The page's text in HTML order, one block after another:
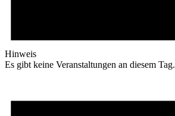
Hinweis
Es gibt keine Veranstaltungen an diesem Tag.